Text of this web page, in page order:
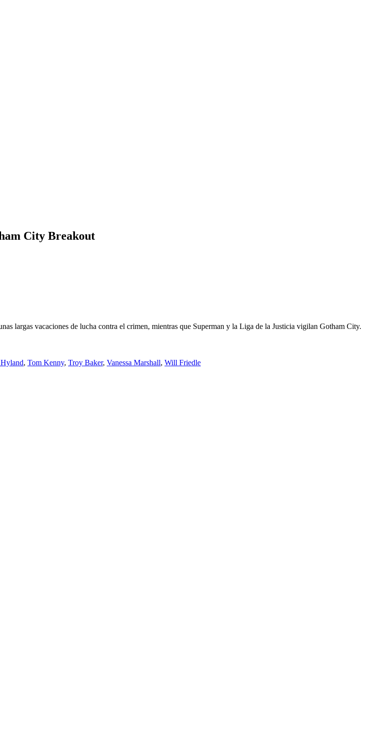
City Breakout
largas vacaciones de lucha contra el crimen, mientras que Superman y la Liga de la Justicia vigilan Gotham City.
, Tom Kenny, Troy Baker, Vanessa Marshall, Will Friedle